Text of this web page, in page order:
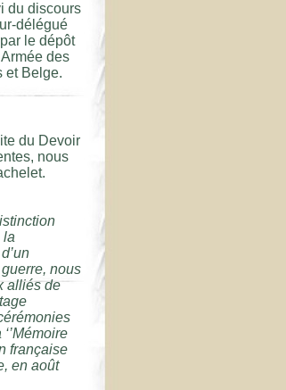
du discours
délégué
le dépôt
des
et Belge.
du Devoir
nous
la
nous
alliés de
française
en août